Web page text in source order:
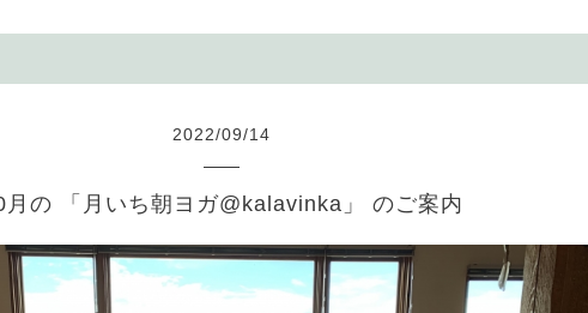
2022/09/14
月の 「月いち朝ヨガ@kalavinka」 のご案内